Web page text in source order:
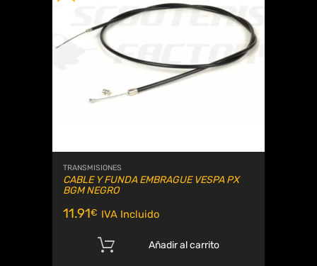
TRANSMISIONES
CABLE Y FUNDA EMBRAGUE VESPA PX
BGM NEGRO
11.91€ IVA Incluido
Añadir al carrito